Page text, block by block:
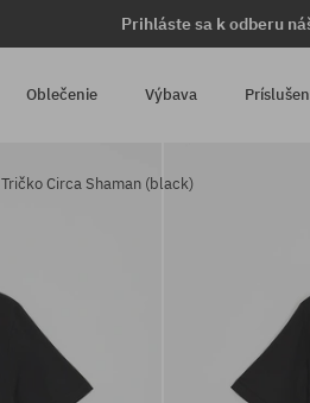
Prihláste sa k odberu
Oblečenie Výbava
Tričko Circa Shaman (black)